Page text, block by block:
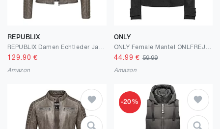
REPUBLIX
129.90 €
Amazon
ONLY
44.99 € 59.99
Amazon
-20%